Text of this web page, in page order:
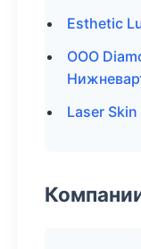
Esthetic
ООО
Laser